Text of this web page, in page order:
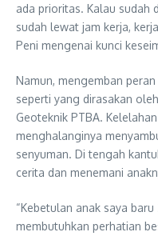
ada prioritas. Kalau sudah
sudah lewat jam kerja,
Peni mengenai kunci
Namun, mengemban
seperti yang dirasakan
Geoteknik PTBA.
menghalanginya
senyuman. Di tengah
cerita dan menemani
“Kebetulan anak saya
membutuhkan perhatian